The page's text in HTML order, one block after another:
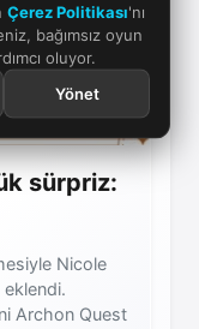
Çerez Politikası'nı
bağımsız oyun
oluyor.
Yönet
sürpriz:
Nicole
Archon Quest